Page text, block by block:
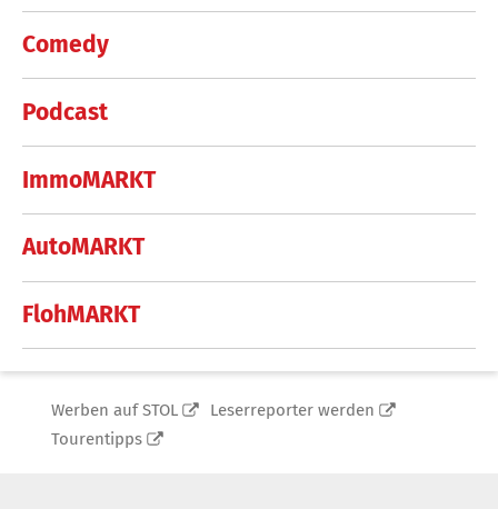
Comedy
Podcast
ImmoMARKT
AutoMARKT
FlohMARKT
Werben auf STOL
Leserreporter werden
Tourentipps